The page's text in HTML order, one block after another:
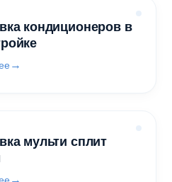
кондиционеров в
мульти сплит